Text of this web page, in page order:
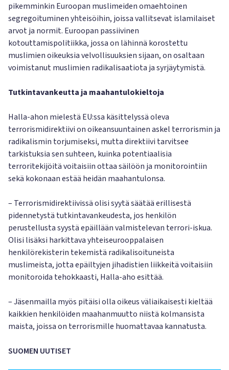
pikemminkin Euroopan muslimeiden omaehtoinen
segregoituminen yhteisöihin, joissa vallitsevat islamilaiset
arvot ja normit. Euroopan passiivinen
kotouttamispolitiikka, jossa on lähinnä korostettu
muslimien oikeuksia velvollisuuksien sijaan, on osaltaan
voimistanut muslimien radikalisaatiota ja syrjäytymistä.
Tutkintavankeutta ja maahantulokieltoja
Halla-ahon mielestä EU:ssa käsittelyssä oleva
terrorismidirektiivi on oikeansuuntainen askel terrorismin ja
radikalismin torjumiseksi, mutta direktiivi tarvitsee
tarkistuksia sen suhteen, kuinka potentiaalisia
terroritekijöitä voitaisiin ottaa säilöön ja monitorointiin
sekä kokonaan estää heidän maahantulonsa.
– Terrorismidirektiivissä olisi syytä säätää erillisestä
pidennetystä tutkintavankeudesta, jos henkilön
perustellusta syystä epäillään valmistelevan terrori-iskua.
Olisi lisäksi harkittava yhteiseurooppalaisen
henkilörekisterin tekemistä radikalisoituneista
muslimeista, jotta epäiltyjen jihadistien liikkeitä voitaisiin
monitoroida tehokkaasti, Halla-aho esittää.
– Jäsenmailla myös pitäisi olla oikeus väliaikaisesti kieltää
kaikkien henkilöiden maahanmuutto niistä kolmansista
maista, joissa on terrorismille huomattavaa kannatusta.
SUOMEN UUTISET